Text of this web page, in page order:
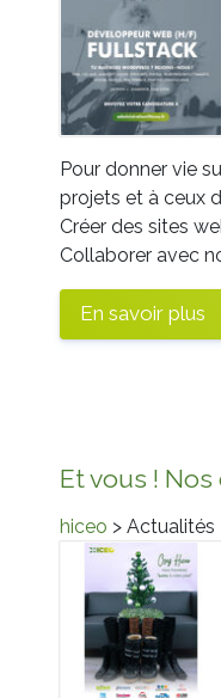
Pour donner vie
projets et à ceux
Créer des sites
Collaborer avec
En savoir plus
Et vous !
hiceo > Actualités